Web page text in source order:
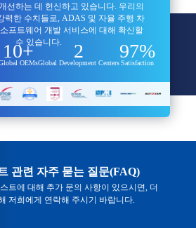
선하는 데 헌신하고 있습니다. 우리의
력한 수치들로, ADAS 및 자율 주행 차
프트웨어 개발 서비스에 대해 확신할
수 있습니다.
10+
OEMs
2
Global Development Centers
97%
Satisfaction
관련 자주 묻는 질문(FAQ)
트에 대해 추가 문의 사항이 있으시면, 더
저희에게 연락해 주시기 바랍니다.